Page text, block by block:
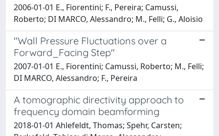
2006-01-01 E., Fiorentini; F., Pereira; Camussi,
Roberto; DI MARCO, Alessandro; M., Felli; G., Aloisio
"Wall Pressure Fluctuations over a
Forward_Facing Step"
2007-01-01 E., Fiorentini; Camussi, Roberto; M., Felli;
DI MARCO, Alessandro; F., Pereira
A tomographic directivity approach to
frequency domain beamforming
2018-01-01 Ahlefeldt, Thomas; Spehr, Carsten;